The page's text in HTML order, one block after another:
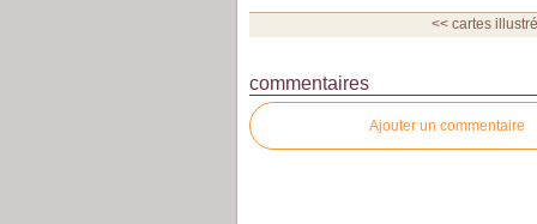
<< cartes
commentaires
Ajouter un commentaire